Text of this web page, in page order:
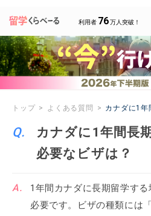
利用者 76万人突破！
トップ よくある質問 カナダに1年
カナダに1年間長
必要なビザは？
1年間カナダに長期留学す
必要です。ビザの種類には